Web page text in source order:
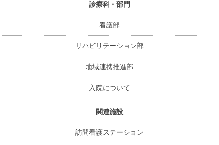
診療科・部門
看護部
リハビリテーション部
地域連携推進部
入院について
関連施設
訪問看護ステーション